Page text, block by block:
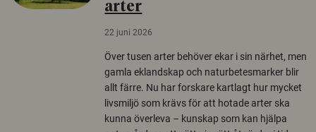
arter
22 juni 2026
Över tusen arter behöver ekar i sin närhet, men
gamla eklandskap och naturbetesmarker blir
allt färre. Nu har forskare kartlagt hur mycket
livsmiljö som krävs för att hotade arter ska
kunna överleva – kunskap som kan hjälpa